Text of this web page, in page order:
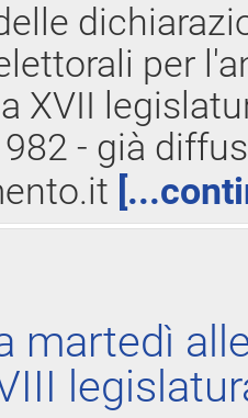
per
XVII
- già
martedì